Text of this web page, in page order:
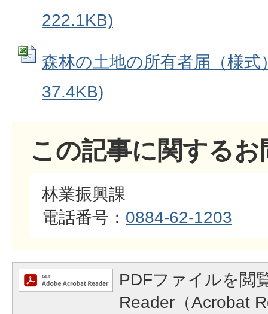
222.1KB)
森林の土地の所有者届（様
37.4KB)
この記事に関する
林業振興課
電話番号： 0884-62-1203
PDFファイルを閲
Reader（Acrobat